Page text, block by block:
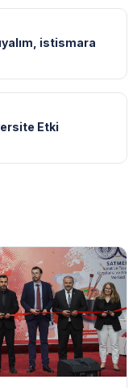
istismara
Etki